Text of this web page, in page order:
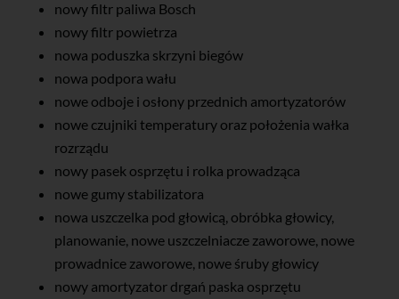
nowy filtr paliwa Bosch
nowy filtr powietrza
nowa poduszka skrzyni biegów
nowa podpora wału
nowe odboje i osłony przednich amortyzatorów
nowe czujniki temperatury oraz położenia wałka
rozrządu
nowy pasek osprzętu i rolka prowadząca
nowe gumy stabilizatora
nowa uszczelka pod głowicą, obróbka głowicy,
planowanie, nowe uszczelniacze zaworowe, nowe
prowadnice zaworowe, nowe śruby głowicy
nowy amortyzator drgań paska osprzętu